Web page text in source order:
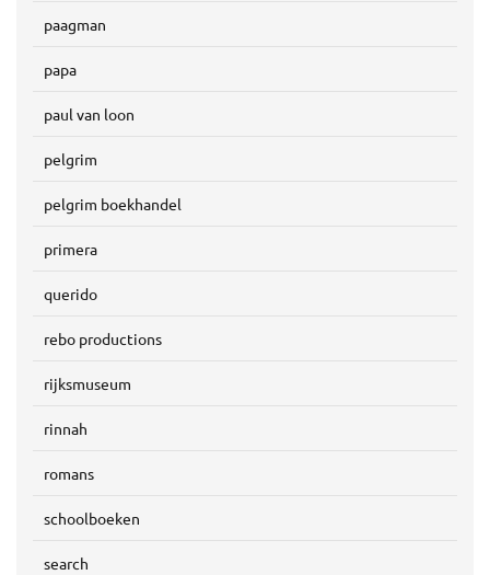
paagman
papa
paul van loon
pelgrim
pelgrim boekhandel
primera
querido
rebo productions
rijksmuseum
rinnah
romans
schoolboeken
search